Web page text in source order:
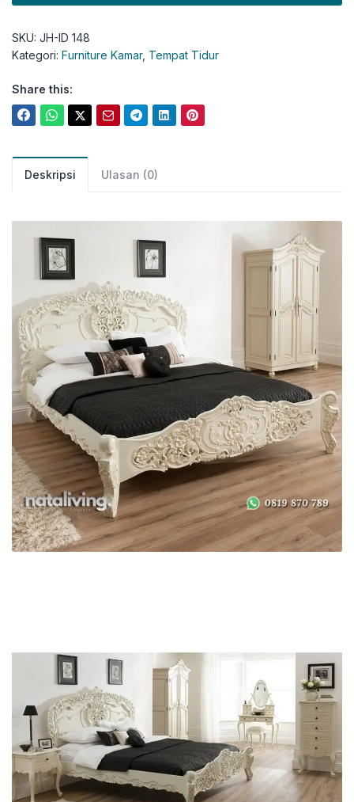
SKU: JH-ID 148
Kategori: Furniture Kamar, Tempat Tidur
Share this:
Deskripsi Ulasan (0)